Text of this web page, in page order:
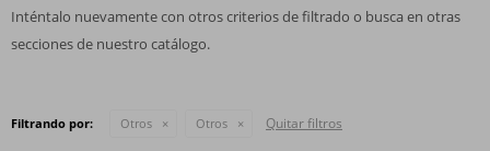
Inténtalo nuevamente con otros criterios de filtrado o busca en otras
secciones de nuestro catálogo.
Filtrando por: Otros Otros Quitar filtros